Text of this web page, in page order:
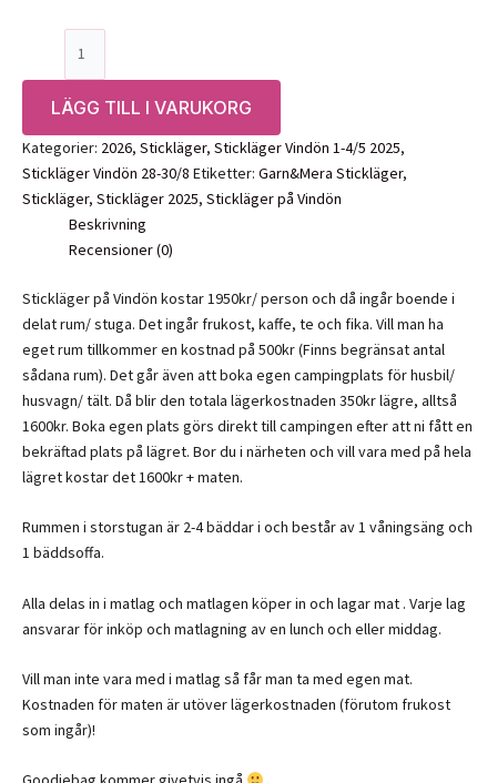
30/8,
2026
mängd
LÄGG TILL I VARUKORG
Kategorier: 2026, Stickläger, Stickläger Vindön 1-4/5 2025,
Stickläger Vindön 28-30/8 Etiketter: Garn&Mera Stickläger,
Stickläger, Stickläger 2025, Stickläger på Vindön
Beskrivning
Recensioner (0)
Stickläger på Vindön kostar 1950kr/ person och då ingår boende i
delat rum/ stuga. Det ingår frukost, kaffe, te och fika. Vill man ha
eget rum tillkommer en kostnad på 500kr (Finns begränsat antal
sådana rum). Det går även att boka egen campingplats för husbil/
husvagn/ tält. Då blir den totala lägerkostnaden 350kr lägre, alltså
1600kr. Boka egen plats görs direkt till campingen efter att ni fått en
bekräftad plats på lägret. Bor du i närheten och vill vara med på hela
lägret kostar det 1600kr + maten.
Rummen i storstugan är 2-4 bäddar i och består av 1 våningsäng och
1 bäddsoffa.
Alla delas in i matlag och matlagen köper in och lagar mat . Varje lag
ansvarar för inköp och matlagning av en lunch och eller middag.
Vill man inte vara med i matlag så får man ta med egen mat.
Kostnaden för maten är utöver lägerkostnaden (förutom frukost
som ingår)!